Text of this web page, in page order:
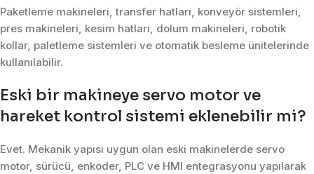
Paketleme makineleri, transfer hatları, konveyör sistemleri,
pres makineleri, kesim hatları, dolum makineleri, robotik
kollar, paletleme sistemleri ve otomatik besleme ünitelerinde
kullanılabilir.
Eski bir makineye servo motor ve
hareket kontrol sistemi eklenebilir mi?
Evet. Mekanik yapısı uygun olan eski makinelerde servo
motor, sürücü, enkoder, PLC ve HMI entegrasyonu yapılarak